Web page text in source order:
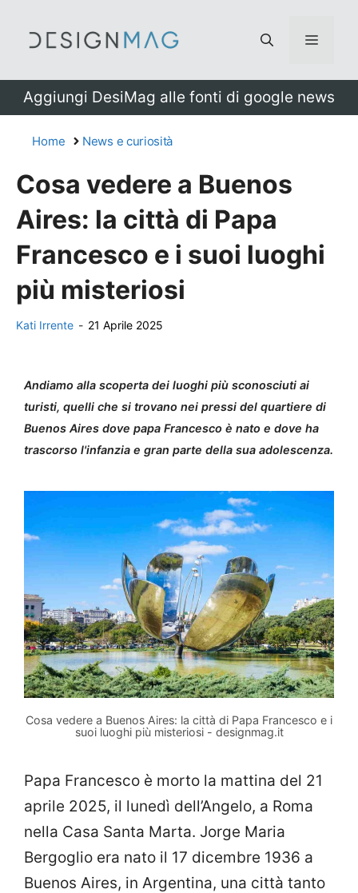
Menu
Aggiungi DesiMag alle fonti di google news
Home News e curiosità
Cosa vedere a Buenos
Aires: la città di Papa
Francesco e i suoi luoghi
più misteriosi
Kati Irrente - 21 Aprile 2025
Andiamo alla scoperta dei luoghi più sconosciuti ai
turisti, quelli che si trovano nei pressi del quartiere di
Buenos Aires dove papa Francesco è nato e dove ha
trascorso l'infanzia e gran parte della sua adolescenza.
Cosa vedere a Buenos Aires: la città di Papa Francesco e i
suoi luoghi più misteriosi - designmag.it
Papa Francesco è morto la mattina del 21
aprile 2025, il lunedì dell’Angelo, a Roma
nella Casa Santa Marta. Jorge Maria
Bergoglio era nato il 17 dicembre 1936 a
Buenos Aires, in Argentina, una città tanto